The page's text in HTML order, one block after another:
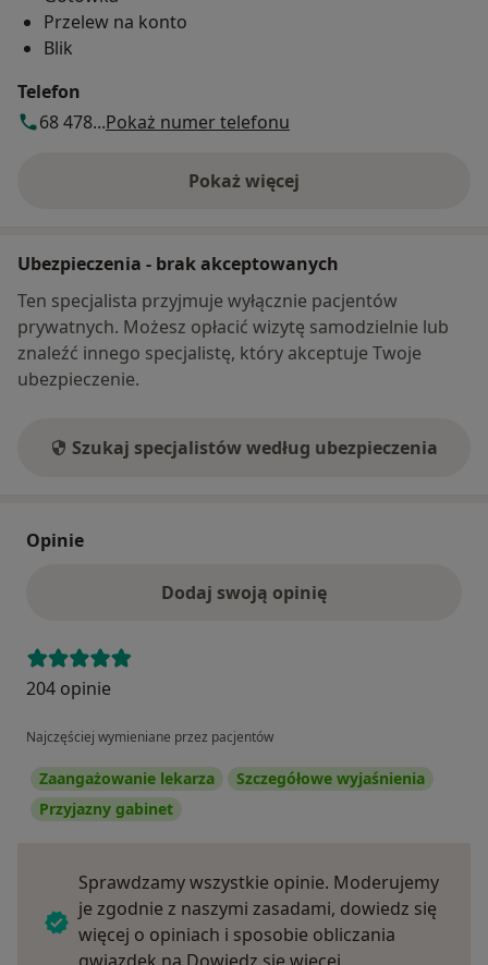
Przelew na konto
Blik
Telefon
68 478...Pokaż numer telefonu
Pokaż więcej
o adresie
Ubezpieczenia - brak akceptowanych
Ten specjalista przyjmuje wyłącznie pacjentów
prywatnych. Możesz opłacić wizytę samodzielnie lub
znaleźć innego specjalistę, który akceptuje Twoje
ubezpieczenie.
Szukaj specjalistów według ubezpieczenia
Opinie
Dodaj swoją opinię
204 opinie
Najczęściej wymieniane przez pacjentów
Zaangażowanie lekarza
Szczegółowe wyjaśnienia
Przyjazny gabinet
Sprawdzamy wszystkie opinie. Moderujemy
je zgodnie z naszymi zasadami, dowiedz się
więcej o opiniach i sposobie obliczania